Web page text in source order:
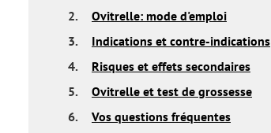
2.
Ovitrelle: mode d'emploi
3.
Indications et contre-indications
4.
Risques et effets secondaires
5.
Ovitrelle et test de grossesse
6.
Vos questions fréquentes